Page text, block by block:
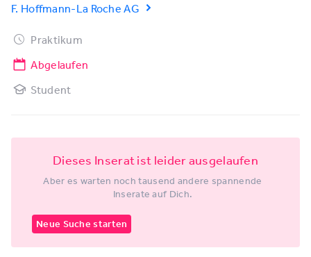
F. Hoffmann-La Roche AG
Praktikum
Abgelaufen
Student
Dieses Inserat ist leider ausgelaufen
Aber es warten noch tausend andere spannende
Inserate auf Dich.
Neue Suche starten